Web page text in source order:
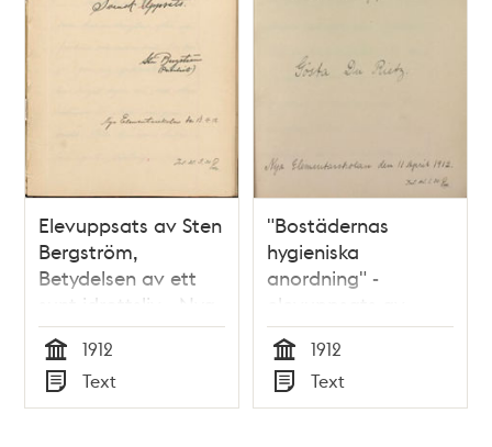
Elevuppsats av Sten
Bergström,
Betydelsen av ett
sunt idrottsliv - Nya
Elementarskolan VT
1912
Tid
1912
Typ
Text
"Bostädernas
hygieniska
anordning" -
elevuppsats av
Gösta Du Rietz Nya
Elementarskolan
1912
Tid
1912
Typ
Text